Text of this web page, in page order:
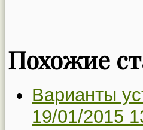
Похожие
Варианты
19/01/2015